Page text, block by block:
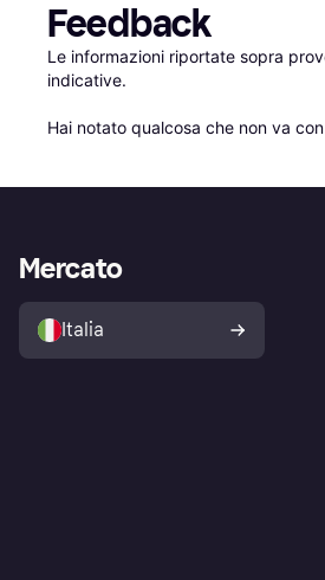
Feedback
Le informazioni riportate sopra
indicative.
Hai notato qualcosa che non va
Mercato
Italia